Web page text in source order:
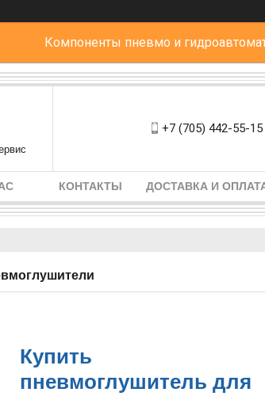
Компоненты пневмо и
+7 (705) 442-55-15
КОНТАКТЫ ДОСТАВКА И
Купить
пневмоглушитель для